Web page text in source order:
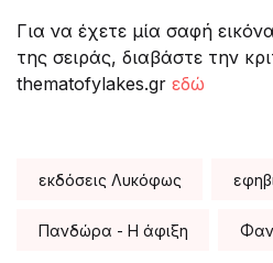
Για να έχετε μία σαφή
της σειράς, διαβάστε την
thematofylakes.gr εδώ
Tags:
εκδόσεις Λυκόφως
Πανδώρα - Η άφιξη